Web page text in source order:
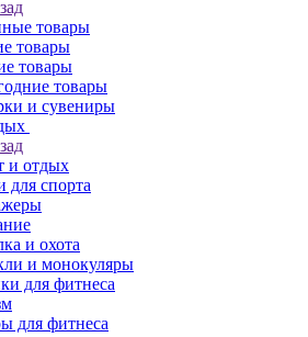
товары
товары
товары
товары
и сувениры
и отдых
для спорта
и охота
и монокуляры
для фитнеса
для фитнеса